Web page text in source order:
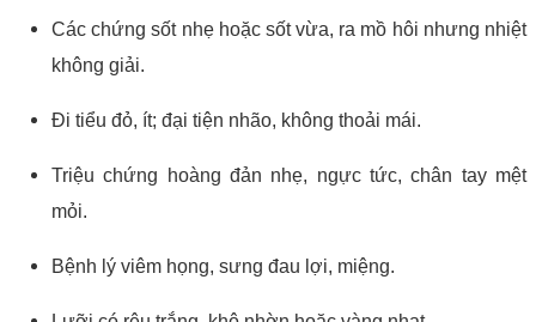
Các chứng sốt nhẹ hoặc sốt vừa, ra mồ hôi nhưng nhiệt
không giải.
Đi tiểu đỏ, ít; đại tiện nhão, không thoải mái.
Triệu chứng hoàng đản nhẹ, ngực tức, chân tay mệt
mỏi.
Bệnh lý viêm họng, sưng đau lợi, miệng.